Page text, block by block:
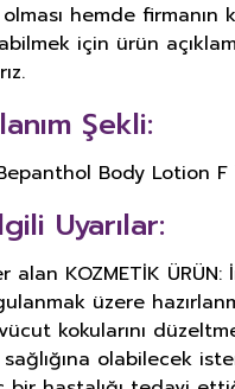
hemde
için ürün
Şekli:
Body Lotion
Uyarılar:
alan KOZMETİK
üzere
kokularını
olabilecek